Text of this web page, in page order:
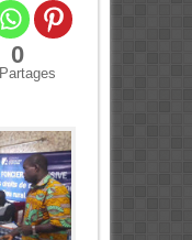
0
Partages